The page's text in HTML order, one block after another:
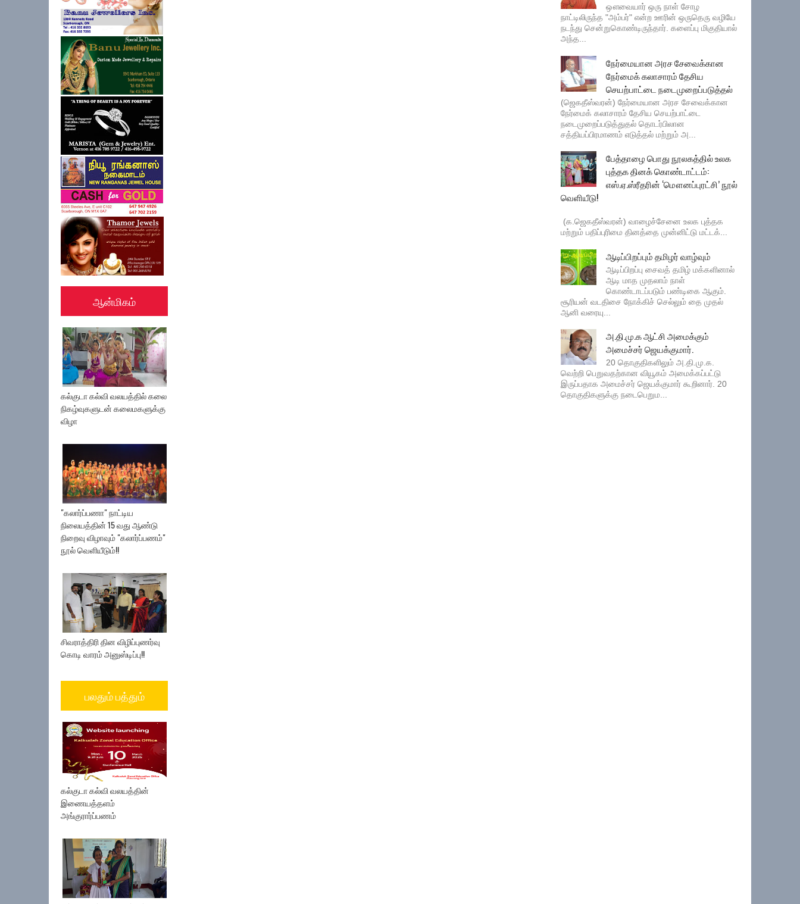
ஆன்மிகம்
கல்குடா கல்வி வலயத்தில் கலை
நிகழ்வுகளுடன் கலைமகளுக்கு
விழா
"கலார்ப்பணா" நாட்டிய
நிலையத்தின் 15 வது ஆண்டு
நிறைவு விழாவும் "கலார்ப்பணம்"
நூல் வெளியீடும்!!
சிவராத்திரி தின விழிப்புணர்வு
கொடி வாரம் அனுஸ்டிப்பு!!
பலதும் பத்தும்
கல்குடா கல்வி வலயத்தின்
இணையத்தளம்
அங்குரார்ப்பணம்
ஔவையார் ஒரு நாள் சோழ
நாட்டிலிருந்த "அம்பர்" என்ற ஊரின் ஒருதெரு வழியே
நடந்து சென்றுகொண்டிருந்தார். களைப்பு மிகுதியால்
அந்த...
நேர்மையான அரச சேவைக்கான
நேர்மைக் கலாசாரம் தேசிய
செயற்பாட்டை நடைமுறைப்படுத்தல்
(ஜெகதீஸ்வரன்) நேர்மையான அரச சேவைக்கான
நேர்மைக் கலாசாரம் தேசிய செயற்பாட்டை
நடைமுறைப்படுத்துதல் தொடர்பிலான
சத்தியப்பிரமாணம் எடுத்தல் மற்றும் அ...
பேத்தாழை பொது நூலகத்தில் உலக
புத்தக தினக் கொண்டாட்டம்:
எஸ்.ஏ.ஸ்ரீதரின் ‘மௌனப்புரட்சி’ நூல்
வெளியீடு!
(க.ஜெகதீஸ்வரன்) வாழைச்சேனை உலக புத்தக
மற்றும் பதிப்புரிமை தினத்தை முன்னிட்டு மட்டக்...
ஆடிப்பிறப்பும் தமிழர் வாழ்வும்
ஆடிப்பிறப்பு சைவத் தமிழ் மக்களினால்
ஆடி மாத முதலாம் நாள்
கொண்டாடப்படும் பண்டிகை ஆகும்.
சூரியன் வடதிசை நோக்கிச் செல்லும் தை முதல்
ஆனி வரையு...
அ.தி.மு.க ஆட்சி அமைக்கும்
அமைச்சர் ஜெயக்குமார்.
20 தொகுதிகளிலும் அ.தி.மு.க.
வெற்றி பெறுவதற்கான வியூகம் அமைக்கப்பட்டு
இருப்பதாக அமைச்சர் ஜெயக்குமார் கூறினார். 20
தொகுதிகளுக்கு நடைபெறும...